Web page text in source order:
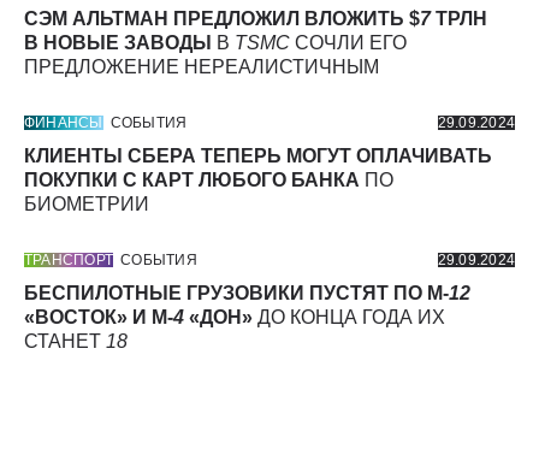
СЭМ АЛЬТМАН ПРЕДЛОЖИЛ ВЛОЖИТЬ $7ТРЛН
В НОВЫЕ ЗАВОДЫ
В TSMC СОЧЛИ ЕГО
ПРЕДЛОЖЕНИЕ НЕРЕАЛИСТИЧНЫМ
ФИНАНСЫ СОБЫТИЯ 29.09.2024
КЛИЕНТЫ СБЕРА ТЕПЕРЬ МОГУТ ОПЛАЧИВАТЬ
ПОКУПКИ С КАРТ ЛЮБОГО БАНКА ПО
БИОМЕТРИИ
ТРАНСПОРТ СОБЫТИЯ 29.09.2024
БЕСПИЛОТНЫЕ ГРУЗОВИКИ ПУСТЯТ ПО М-12
«ВОСТОК» И М-4 «ДОН» ДО КОНЦА ГОДА ИХ
СТАНЕТ 18